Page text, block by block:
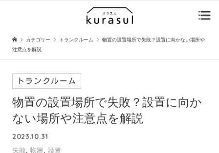
カテゴリー トランクルーム
物置の設置場所で失敗？設置に向かない場所や
注意点を解説
トランクルーム
物置の設置場所で失敗？設置に向か
ない場所や注意点を解説
2023.10.31
失敗, 物置, 設置